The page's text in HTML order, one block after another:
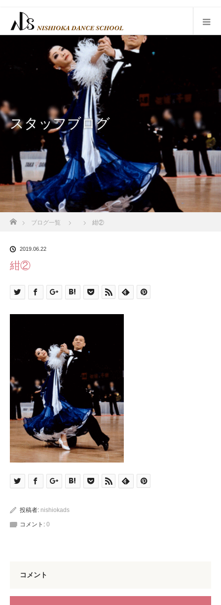
スタッフブログ
ブログ一覧 紺②
2019.06.22
紺②
投稿者: nishiokads
コメント: 0
コメント